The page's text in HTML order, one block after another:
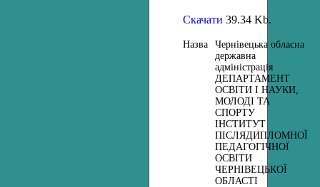
Скачати 39.34 Kb.
Назва
Чернівецька обласна
державна
адміністрація
ДЕПАРТАМЕНТ
ОСВІТИ І НАУКИ,
МОЛОДІ ТА
СПОРТУ
ІНСТИТУТ
ПІСЛЯДИПЛОМНОЇ
ПЕДАГОГІЧНОЇ
ОСВІТИ
ЧЕРНІВЕЦЬКОЇ
ОБЛАСТІ